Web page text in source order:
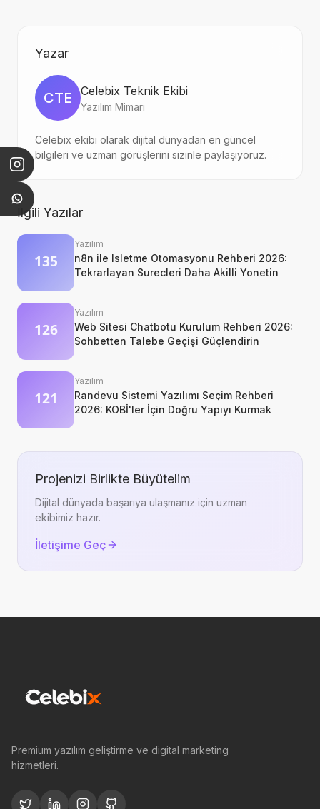
Yazar
CTE Celebix Teknik Ekibi
Yazılım Mimarı
Celebix ekibi olarak dijital dünyadan en güncel
bilgileri ve uzman görüşlerini sizinle paylaşıyoruz.
İlgili Yazılar
Yazilim
n8n ile Isletme Otomasyonu Rehberi 2026:
Tekrarlayan Surecleri Daha Akilli Yonetin
Yazılım
Web Sitesi Chatbotu Kurulum Rehberi 2026:
Sohbetten Talebe Geçişi Güçlendirin
Yazılım
Randevu Sistemi Yazılımı Seçim Rehberi
2026: KOBİ'ler İçin Doğru Yapıyı Kurmak
Projenizi Birlikte Büyütelim
Dijital dünyada başarıya ulaşmanız için uzman
ekibimiz hazır.
İletişime Geç
Premium yazılım geliştirme ve digital marketing
hizmetleri.